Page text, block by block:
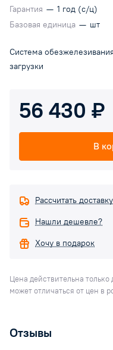
Гарантия — 1 год (с/ц)
Базовая единица — шт
Система
загрузки
56 430 ₽
В
Рассчитать доставку
Нашли дешевле?
Хочу в подарок
Цена действительна
может отличаться от цен в
Отзывы